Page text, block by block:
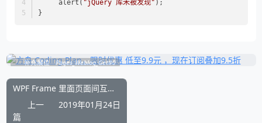
     alert(
"jQuery 库未被发现" );
}
补充展位 Pages_Weblog_Get#0
WPF Frame 里面页面间互相跳转
上一
篇
2019年01月24日